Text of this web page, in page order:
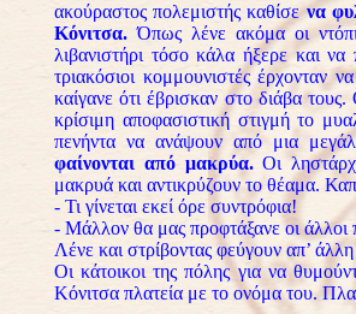
ακούραστος πολεμιστής καθίσενα
Κόνιτσα.Όπως λένε ακόμα οι
λιβανιστήρι τόσο κάλα ήξερε και
τριακόσιοι κομμουνιστές έρχονταν
καίγανε ότι έβρισκαν στο διάβα
κρίσιμη αποφασιστική στιγμή το
πενήντα να ανάψουν από μια
φαίνονται από μακρύα.Οι
μακρυά και αντικρύζουν το θέαμα.
- Τι γίνεται εκεί όρε συντρόφια!
- Μάλλον θα μας προφτάξανε οι άλλοι
Λένε και στρίβοντας φεύγουν απ’
Οι κάτοικοι της πόλης για να
Κόνιτσα πλατεία με το ονόμα του.